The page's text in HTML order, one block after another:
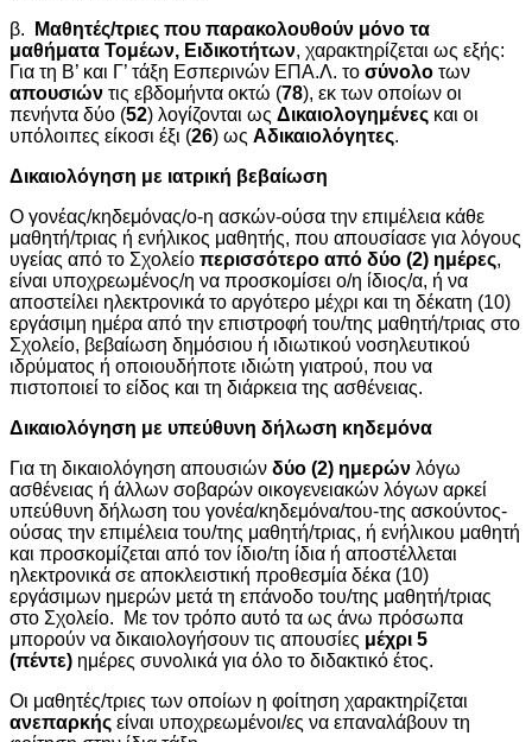
β.
Μαθητές/τριες που παρακολουθούν μόνο τα
μαθήματα Τομέων, Ειδικοτήτων, χαρακτηρίζεται ως εξής:
Για τη Β’ και Γ’ τάξη Εσπερινών ΕΠΑ.Λ. το σύνολο των
απουσιών τις εβδομήντα οκτώ (78), εκ των οποίων οι
πενήντα δύο (52) λογίζονται ως Δικαιολογημένες και οι
υπόλοιπες είκοσι έξι (26) ως Αδικαιολόγητες.
Δικαιολόγηση με ιατρική βεβαίωση
Ο γονέας/κηδεμόνας/ο-η ασκών-ούσα την επιμέλεια κάθε
μαθητή/τριας ή ενήλικος μαθητής, που απουσίασε για λόγους
υγείας από το Σχολείο περισσότερο από δύο (2) ημέρες,
είναι υποχρεωμένος/η να προσκομίσει ο/η ίδιος/α, ή να
αποστείλει ηλεκτρονικά το αργότερο μέχρι και τη δέκατη (10)
εργάσιμη ημέρα από την επιστροφή του/της μαθητή/τριας στο
Σχολείο, βεβαίωση δημόσιου ή ιδιωτικού νοσηλευτικού
ιδρύματος ή οποιουδήποτε ιδιώτη γιατρού, που να
πιστοποιεί το είδος και τη διάρκεια της ασθένειας.
Δικαιολόγηση με υπεύθυνη δήλωση κηδεμόνα
Για τη δικαιολόγηση απουσιών δύο (2) ημερών λόγω
ασθένειας ή άλλων σοβαρών οικογενειακών λόγων αρκεί
υπεύθυνη δήλωση του γονέα/κηδεμόνα/του-της ασκούντος-
ούσας την επιμέλεια του/της μαθητή/τριας, ή ενήλικου μαθητή
και προσκομίζεται από τον ίδιο/τη ίδια ή αποστέλλεται
ηλεκτρονικά σε αποκλειστική προθεσμία δέκα (10)
εργάσιμων ημερών μετά τη επάνοδο του/της μαθητή/τριας
στο Σχολείο. Με τον τρόπο αυτό τα ως άνω πρόσωπα
μπορούν να δικαιολογήσουν τις απουσίες μέχρι 5
(πέντε) ημέρες συνολικά για όλο το διδακτικό έτος.
Οι μαθητές/τριες των οποίων η φοίτηση χαρακτηρίζεται
ανεπαρκής είναι υποχρεωμένοι/ες να επαναλάβουν τη